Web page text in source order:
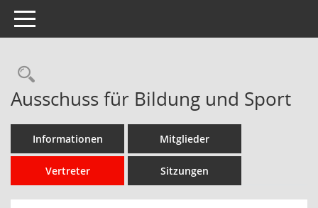
Toggle navigation
Rechercheauswahl
Ausschuss für Bildung und Sport
Informationen Mitglieder
Vertreter Sitzungen